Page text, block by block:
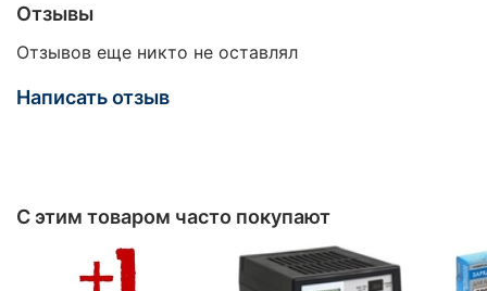
Отзывы
Отзывов еще никто не оставлял
Написать отзыв
С этим товаром часто покупают